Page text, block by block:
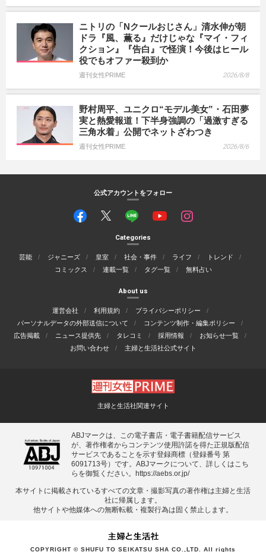
ニトリの「Nクールおじさん」清水伸が朝
ドラ『風、薫る』だけじゃな『マイ・フィ
クション』『告白』で怪演！今後はヒール
役でもオファー殺到か
週刊女性PRIME 2026/8/8
野村周平、ユニクロ“モデル美女”・石田夢
実と熱愛報道！下半身強調の「過激すぎる
三角水着」公開でネットざわつき
週刊女性PRIME 2026/8/6
公式アカウントをフォロー
Categories
芸能 ジャニーズ 皇室 社会・事件 ライフ
トレンド
コミックス
連載一覧 タグ一覧 無料占い
About us
運営会社 利用規約
プライバシーポリシー
パーソナルデータの外部送信について
コンテンツ制作・編集ポリシー
広告掲載
ニュース提供先 タレコミ 採用情報
お知らせ一覧
お問い合わせ
主婦と生活社公式サイト
主婦と生活社関連サイト
ABJマークは、この電子書店・電子書籍配信サービス
が、著作権者からコンテンツ使用許諾を得た正規版配信
サービスであることを示す登録商標（登録番号 第
6091713号）です。ABJマークについて、詳しくはこち
らを御覧ください。
https://aebs.or.jp/
本サイトに掲載されているすべての⽂章・撮影写真の著作権は主婦と⽣活
社に帰属します。
他サイトや他媒体への無断転載・複製⾏為は固く禁⽌します。
COPYRIGHT © SHUFU TO SEIKATSU SHA CO.,LTD. All rights